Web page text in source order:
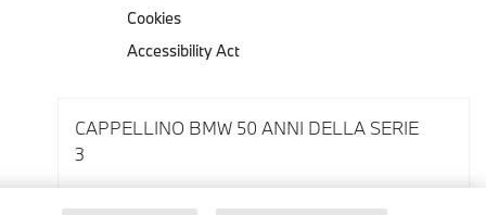
CAPPELLINO BMW 50 ANNI DELLA SERIE
3
Cookies
Accessibility Act